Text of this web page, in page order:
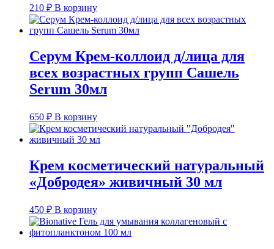
210 ₽ В корзину
Серум Крем-коллоид д/лица для
всех возрастных групп Сашель
Serum 30мл
650 ₽ В корзину
Крем косметический натуральный
«Добродея» живичный 30 мл
450 ₽ В корзину